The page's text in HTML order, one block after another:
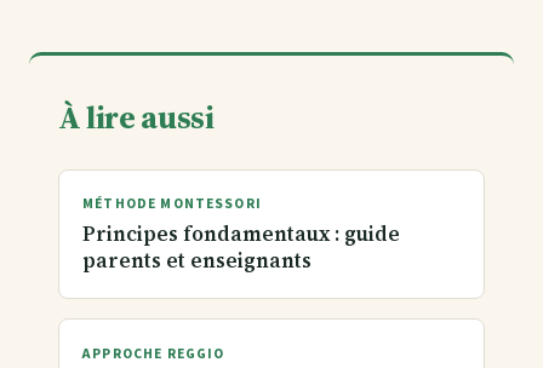
À lire aussi
MÉTHODE MONTESSORI
Principes fondamentaux : guide
parents et enseignants
APPROCHE REGGIO